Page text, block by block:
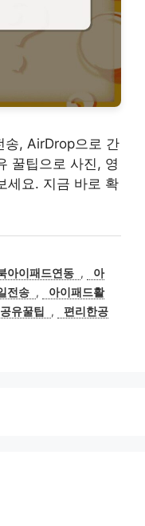
, AirDrop으로 간
꿀팁으로 사진, 영
세요. 지금 바로 확
아이패드연동 ,
아
전송 ,
아이패드활
유꿀팁 ,
편리한공